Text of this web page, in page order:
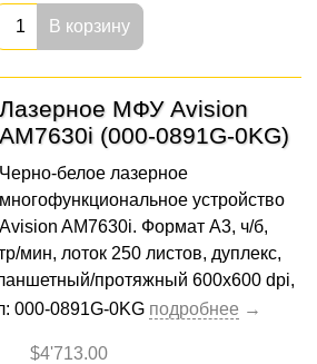
В корзину
Лазерное МФУ Avision
AM7630i (000-0891G-0KG)
Черно-белое лазерное
многофункциональное устройство
Avision AM7630i. Формат А3, ч/б,
мин, лоток 250 листов, дуплекс,
протяжный 600x600 dpi,
000-0891G-0KG
$4'713.00